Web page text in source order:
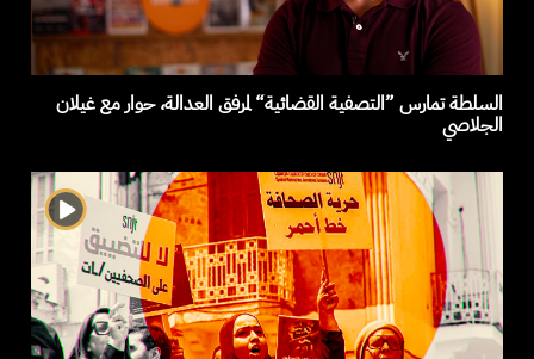
السلطة تمارس ”التصفية القضائية“ لمرفق العدالة، حوار مع غيلان
الجلاصي